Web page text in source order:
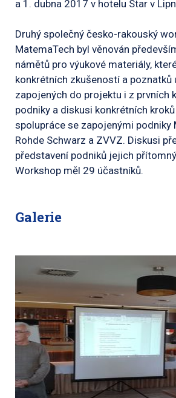
a 1. dubna 2017 v hotelu Star v
Druhý společný česko-rakouský
MatemaTech byl věnován
námětů pro výukové materiály,
konkrétních zkušeností a poznatků
zapojených do projektu i z prvních
podniky a diskusi konkrétních
spolupráce se zapojenými podniky
Rohde Schwarz a ZVVZ. Diskusi
představení podniků jejich
Workshop měl 29 účastníků.
Galerie